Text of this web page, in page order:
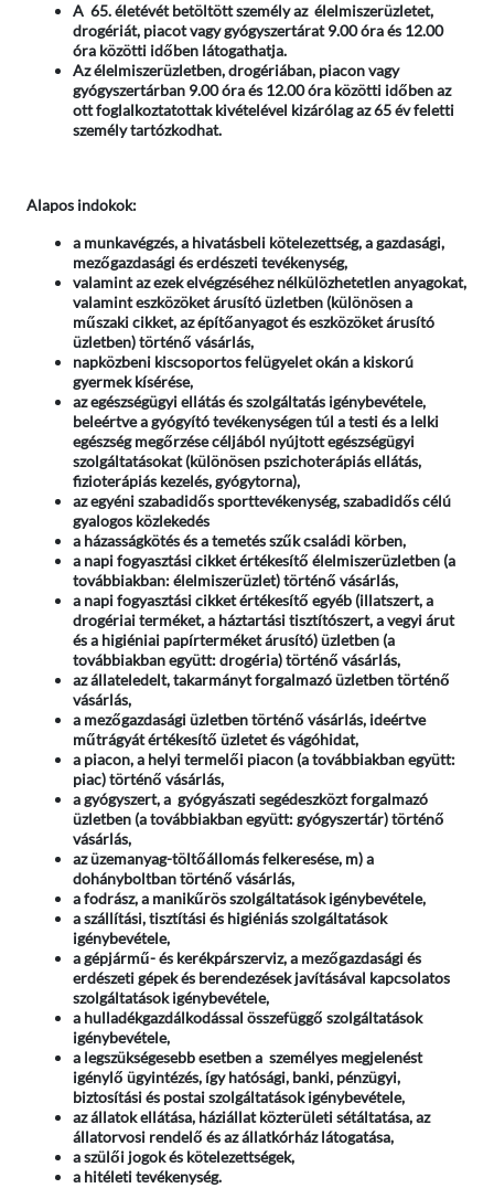
A 65. életévét betöltött személy az élelmiszerüzletet,
drogériát, piacot vagy gyógyszertárat 9.00 óra és 12.00
óra közötti időben látogathatja.
Az élelmiszerüzletben, drogériában, piacon vagy
gyógyszertárban 9.00 óra és 12.00 óra közötti időben az
ott foglalkoztatottak kivételével kizárólag az 65 év feletti
személy tartózkodhat.
Alapos indokok:
a munkavégzés, a hivatásbeli kötelezettség, a gazdasági,
mezőgazdasági és erdészeti tevékenység,
valamint az ezek elvégzéséhez nélkülözhetetlen anyagokat,
valamint eszközöket árusító üzletben (különösen a
műszaki cikket, az építőanyagot és eszközöket árusító
üzletben) történő vásárlás,
napközbeni kiscsoportos felügyelet okán a kiskorú
gyermek kísérése,
az egészségügyi ellátás és szolgáltatás igénybevétele,
beleértve a gyógyító tevékenységen túl a testi és a lelki
egészség megőrzése céljából nyújtott egészségügyi
szolgáltatásokat (különösen pszichoterápiás ellátás,
fizioterápiás kezelés, gyógytorna),
az egyéni szabadidős sporttevékenység, szabadidős célú
gyalogos közlekedés
a házasságkötés és a temetés szűk családi körben,
a napi fogyasztási cikket értékesítő élelmiszerüzletben (a
továbbiakban: élelmiszerüzlet) történő vásárlás,
a napi fogyasztási cikket értékesítő egyéb (illatszert, a
drogériai terméket, a háztartási tisztítószert, a vegyi árut
és a higiéniai papírterméket árusító) üzletben (a
továbbiakban együtt: drogéria) történő vásárlás,
az állateledelt, takarmányt forgalmazó üzletben történő
vásárlás,
a mezőgazdasági üzletben történő vásárlás, ideértve
műtrágyát értékesítő üzletet és vágóhidat,
a piacon, a helyi termelői piacon (a továbbiakban együtt:
piac) történő vásárlás,
a gyógyszert, a gyógyászati segédeszközt forgalmazó
üzletben (a továbbiakban együtt: gyógyszertár) történő
vásárlás,
az üzemanyag-töltőállomás felkeresése, m) a
dohányboltban történő vásárlás,
a fodrász, a manikűrös szolgáltatások igénybevétele,
a szállítási, tisztítási és higiéniás szolgáltatások
igénybevétele,
a gépjármű- és kerékpárszerviz, a mezőgazdasági és
erdészeti gépek és berendezések javításával kapcsolatos
szolgáltatások igénybevétele,
a hulladékgazdálkodással összefüggő szolgáltatások
igénybevétele,
a legszükségesebb esetben a személyes megjelenést
igénylő ügyintézés, így hatósági, banki, pénzügyi,
biztosítási és postai szolgáltatások igénybevétele,
az állatok ellátása, háziállat közterületi sétáltatása, az
állatorvosi rendelő és az állatkórház látogatása,
a szülői jogok és kötelezettségek,
a hitéleti tevékenység.